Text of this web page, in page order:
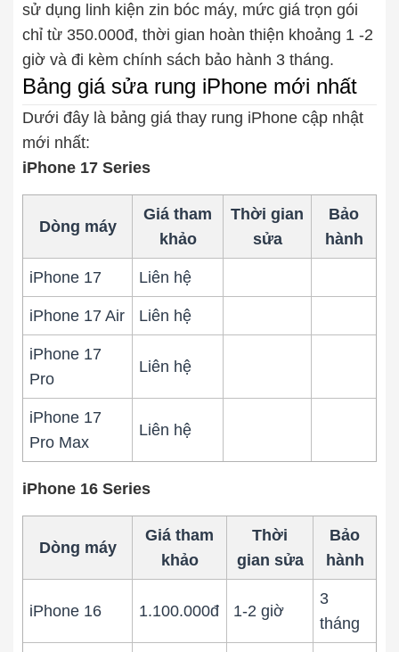
Thay màn hình
Màn hình iPhone Màn hình Samsung Màn hình Oppo
Màn hình Xiaomi Màn hình Realme Màn hình Vivo
Pin iPhone
Pin Realme
Thay vỏ
Vỏ iPhone Vỏ Samsung Vỏ Xiaomi Vỏ Oppo
Vỏ Vivo
sử dụng linh kiện zin bóc máy, mức giá trọn gói
chỉ từ 350.000đ, thời gian hoàn thiện khoảng 1 -2
giờ và đi kèm chính sách bảo hành 3 tháng.
Bảng giá sửa rung iPhone mới nhất
Dưới đây là bảng giá thay rung iPhone cập nhật
mới nhất:
iPhone 17 Series
Dòng máy
Giá tham
khảo
Thời gian
sửa
Bảo
hành
iPhone 17 Liên hệ
iPhone 17 Air Liên hệ
iPhone 17
Pro
Liên hệ
iPhone 17
Pro Max
Liên hệ
iPhone 16 Series
Dòng máy
Giá tham
khảo
Thời
gian sửa
Bảo
hành
iPhone 16 1.100.000đ 1-2 giờ
3
tháng